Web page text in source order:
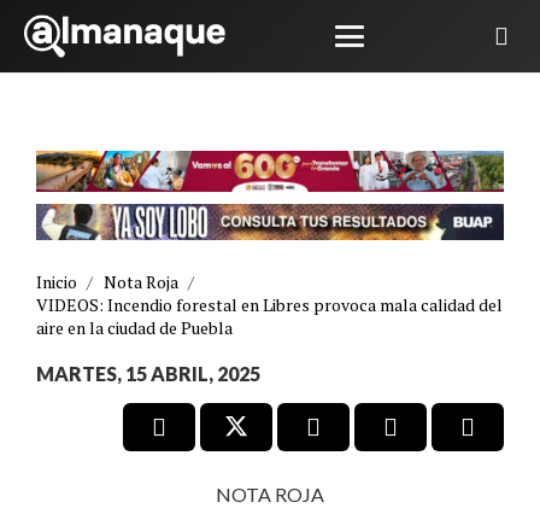
Inicio / Nota Roja /
VIDEOS: Incendio forestal en Libres provoca mala calidad del
aire en la ciudad de Puebla
MARTES, 15 ABRIL, 2025
NOTA ROJA